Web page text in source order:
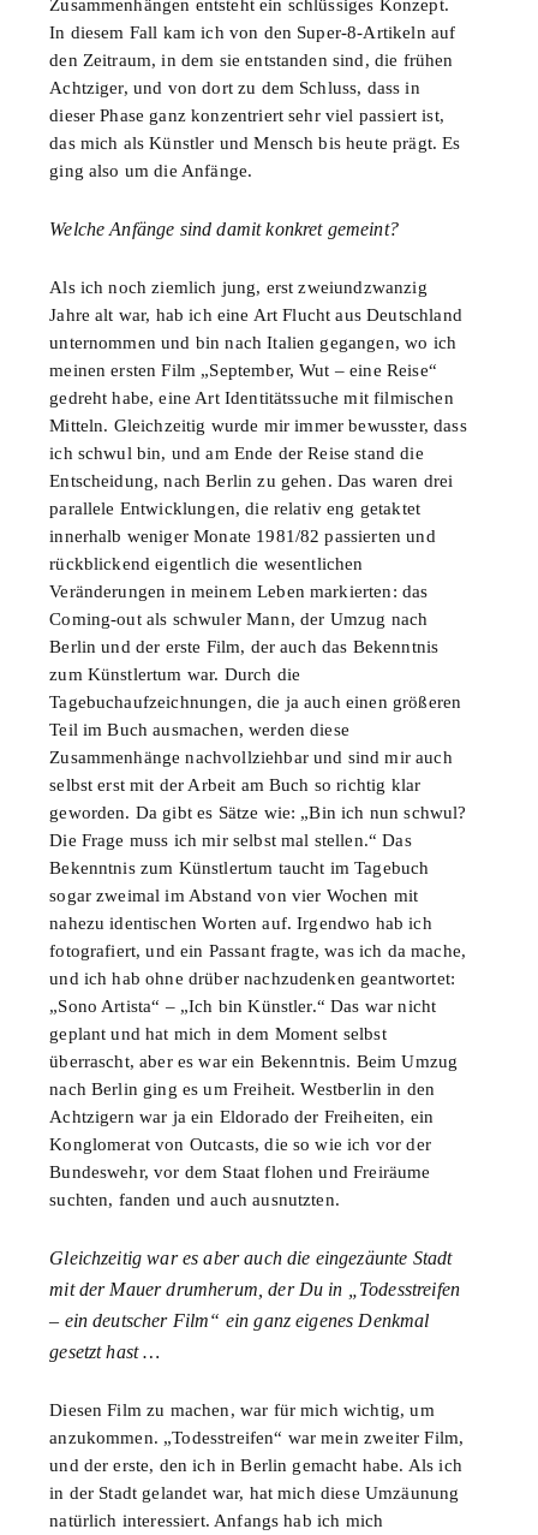
Zusammenhängen entsteht ein schlüssiges Konzept.
In diesem Fall kam ich von den Super-8-Artikeln auf
den Zeitraum, in dem sie entstanden sind, die frühen
Achtziger, und von dort zu dem Schluss, dass in
dieser Phase ganz konzentriert sehr viel passiert ist,
das mich als Künstler und Mensch bis heute prägt. Es
ging also um die Anfänge.
Welche Anfänge sind damit konkret gemeint?
Als ich noch ziemlich jung, erst zweiundzwanzig
Jahre alt war, hab ich eine Art Flucht aus Deutschland
unternommen und bin nach Italien gegangen, wo ich
meinen ersten Film „September, Wut – eine Reise“
gedreht habe, eine Art Identitätssuche mit filmischen
Mitteln. Gleichzeitig wurde mir immer bewusster, dass
ich schwul bin, und am Ende der Reise stand die
Entscheidung, nach Berlin zu gehen. Das waren drei
parallele Entwicklungen, die relativ eng getaktet
innerhalb weniger Monate 1981/82 passierten und
rückblickend eigentlich die wesentlichen
Veränderungen in meinem Leben markierten: das
Coming-out als schwuler Mann, der Umzug nach
Berlin und der erste Film, der auch das Bekenntnis
zum Künstlertum war. Durch die
Tagebuchaufzeichnungen, die ja auch einen größeren
Teil im Buch ausmachen, werden diese
Zusammenhänge nachvollziehbar und sind mir auch
selbst erst mit der Arbeit am Buch so richtig klar
geworden. Da gibt es Sätze wie: „Bin ich nun schwul?
Die Frage muss ich mir selbst mal stellen.“ Das
Bekenntnis zum Künstlertum taucht im Tagebuch
sogar zweimal im Abstand von vier Wochen mit
nahezu identischen Worten auf. Irgendwo hab ich
fotografiert, und ein Passant fragte, was ich da mache,
und ich hab ohne drüber nachzudenken geantwortet:
„Sono Artista“ – „Ich bin Künstler.“ Das war nicht
geplant und hat mich in dem Moment selbst
überrascht, aber es war ein Bekenntnis. Beim Umzug
nach Berlin ging es um Freiheit. Westberlin in den
Achtzigern war ja ein Eldorado der Freiheiten, ein
Konglomerat von Outcasts, die so wie ich vor der
Bundeswehr, vor dem Staat flohen und Freiräume
suchten, fanden und auch ausnutzten.
Gleichzeitig war es aber auch die eingezäunte Stadt
mit der Mauer drumherum, der Du in „Todesstreifen
– ein deutscher Film“ ein ganz eigenes Denkmal
gesetzt hast …
Diesen Film zu machen, war für mich wichtig, um
anzukommen. „Todesstreifen“ war mein zweiter Film,
und der erste, den ich in Berlin gemacht habe. Als ich
in der Stadt gelandet war, hat mich diese Umzäunung
natürlich interessiert. Anfangs hab ich mich